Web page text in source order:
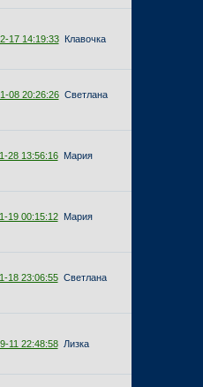
17 14:19:33 Клавочка
08 20:26:26 Светлана
28 13:56:16
Мария
19 00:15:12
Мария
18 23:06:55 Светлана
11 22:48:58 Лизка